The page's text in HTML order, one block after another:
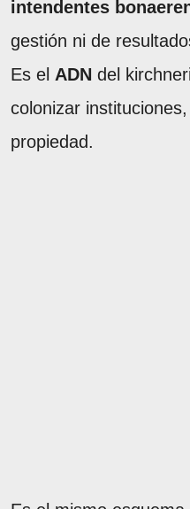
intendentes
gestión ni de
Es el ADN del
colonizar
propiedad.